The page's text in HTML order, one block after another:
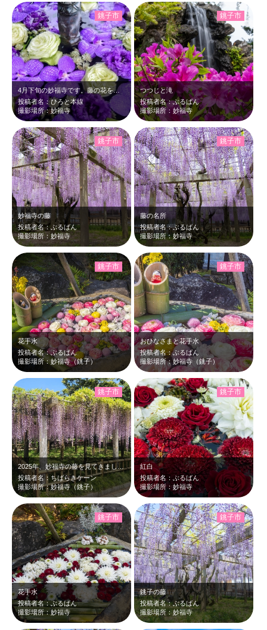
4月下旬の妙福寺です。藤の花を見に来ましたが、手水舎に水に浸かった涼しげな花手…
投稿者名：ひろと本線
撮影場所：妙福寺
銚子市
つつじと滝
投稿者名：ぶるばん
撮影場所：妙福寺
銚子市
妙福寺の藤
投稿者名：ぶるばん
撮影場所：妙福寺
銚子市
藤の名所
投稿者名：ぶるばん
撮影場所：妙福寺
銚子市
花手水
投稿者名：ぶるばん
撮影場所：妙福寺（銚子）
銚子市
おひなさまと花手水
投稿者名：ぶるばん
撮影場所：妙福寺（銚子）
銚子市
2025年、妙福寺の藤を見てきました。
投稿者名：ちばらきケーン
撮影場所：妙福寺（銚子）
銚子市
紅白
投稿者名：ぶるばん
撮影場所：妙福寺
銚子市
花手水
投稿者名：ぶるばん
撮影場所：妙福寺
銚子市
銚子の藤
投稿者名：ぶるばん
撮影場所：妙福寺
銚子市